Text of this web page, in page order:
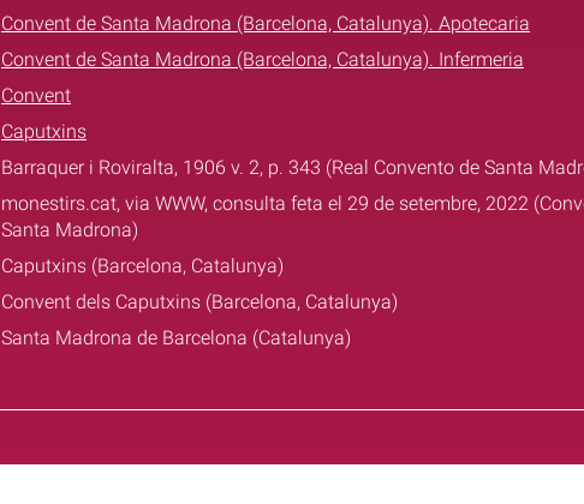
Convent de Santa Madrona (Barcelona, Catalunya). Apotecaria
Convent de Santa Madrona (Barcelona, Catalunya). Infermeria
Convent
Caputxins
Barraquer i Roviralta, 1906 v. 2, p. 343 (Real Convento de Santa
monestirs.cat, via WWW, consulta feta el 29 de setembre, 2022
Santa Madrona)
Caputxins (Barcelona, Catalunya)
Convent dels Caputxins (Barcelona, Catalunya)
Santa Madrona de Barcelona (Catalunya)